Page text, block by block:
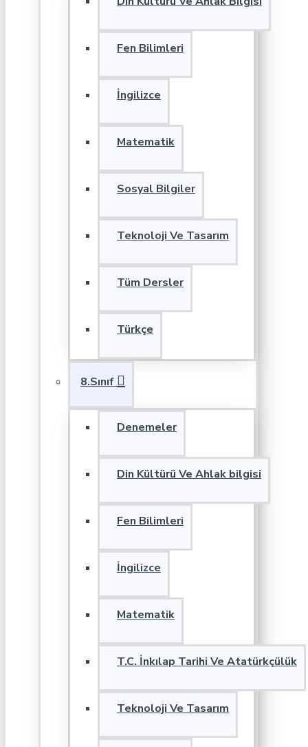
Fen Bilimleri
İngilizce
Matematik
Sosyal Bilgiler
Teknoloji Ve Tasarım
Tüm Dersler
Türkçe
8.Sınıf
Denemeler
Din Kültürü Ve Ahlak bilgisi
Fen Bilimleri
İngilizce
Matematik
T.C. İnkılap Tarihi Ve Atatürkçülük
Teknoloji Ve Tasarım